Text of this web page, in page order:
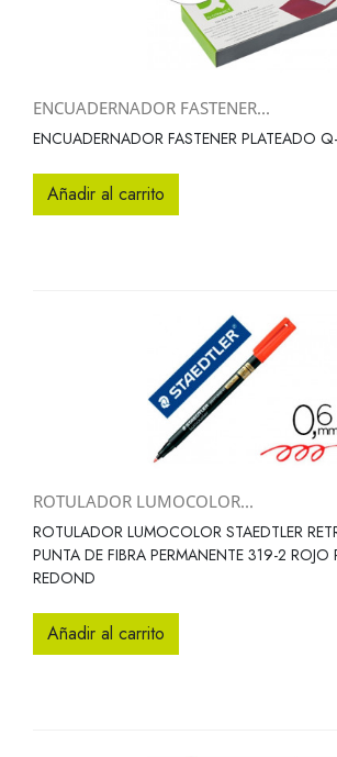
ENCUADERNADOR FASTENER...
ENCUADERNADOR FASTENER PLATEADO
Añadir al carrito
ROTULADOR LUMOCOLOR...
ROTULADOR LUMOCOLOR STAEDTLER
PUNTA DE FIBRA PERMANENTE 319-2 ROJO
REDOND
Añadir al carrito